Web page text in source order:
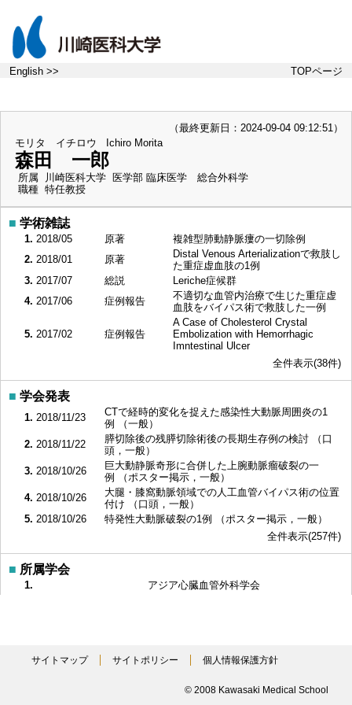
English >> TOPページ
（最終更新日：2024-09-04 09:12:51）
モリタ イチロウ
Ichiro Morita
森田 一郎
所属
川崎医科大学 医学部 臨床医学 総合外科学
職種 特任教授
■ 学術雑誌
1. 2018/05 原著
複雑型肺動静脈瘻の一切除例
2. 2018/01 原著
Distal Venous Arterializationで救肢し
た重症虚血肢の1例
3. 2017/07 総説
Leriche症候群
4. 2017/06 症例報告
不適切な血管内治療で生じた重症虚
血肢をバイパス術で救肢した一例
5. 2017/02 症例報告
A Case of Cholesterol Crystal
Embolization with Hemorrhagic
Imntestinal Ulcer
全件表示(38件)
■ 学会発表
1. 2018/11/23
CTで経時的変化を捉えた感染性大動脈周囲炎の1
例 （一般）
2. 2018/11/22
膵切除後の残膵切除術後の長期生存例の検討 （口
頭，一般）
3. 2018/10/26
巨大動静脈奇形に合併した上腕動脈瘤破裂の一
例 （ポスター掲示，一般）
4. 2018/10/26
大腿・膝窩動脈領域での人工血管バイパス術の位置
付け （口頭，一般）
5. 2018/10/26
特発性大動脈破裂の1例 （ポスター掲示，一般）
全件表示(257件)
■ 所属学会
1.
アジア心臓血管外科学会
全件表示(14件)
サイトマップ サイトポリシー 個人情報保護方針
© 2008 Kawasaki Medical School